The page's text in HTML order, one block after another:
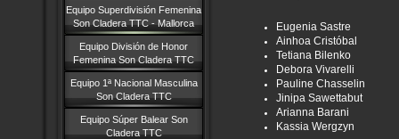
Equipo Superdivisión Femenina
Son Cladera TTC - Mallorca
Equipo División de Honor
Femenina Son Cladera TTC
Equipo 1ª Nacional Masculina
Son Cladera TTC
Equipo Súper Balear Son
Cladera TTC
Eugenia Sastre
Ainhoa Cristóbal
Tetiana Bilenko
Debora Vivarelli
Pauline Chasselin
Jinipa Sawettabut
Arianna Barani
Kassia Wergzyn